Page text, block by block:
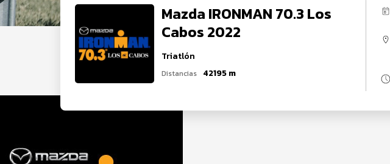
Mazda IRONMAN 70.3 Los
Cabos 2022
Triatlón
Distancias 42195 m